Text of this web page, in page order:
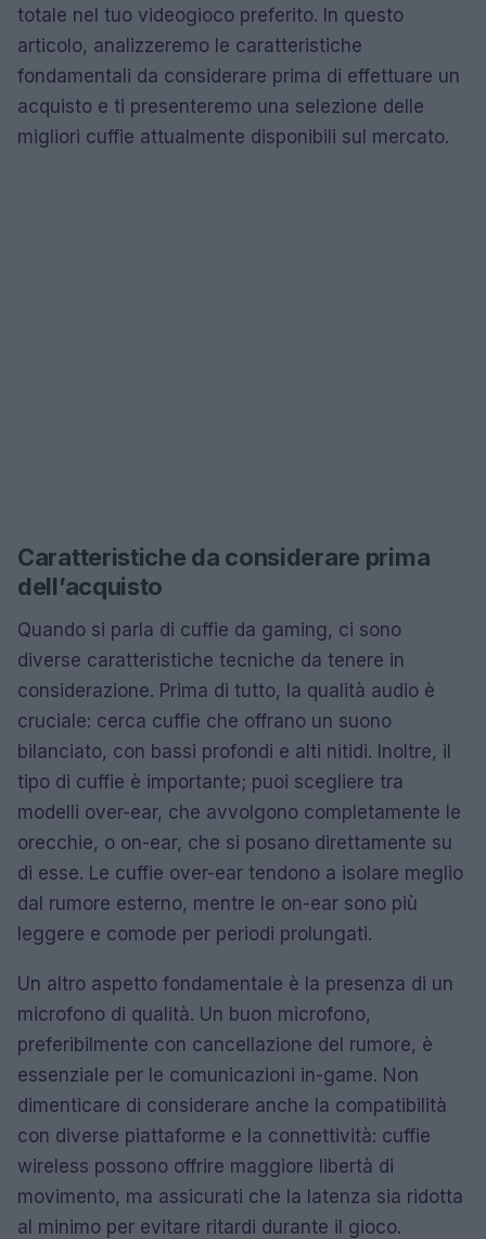
totale nel tuo videogioco preferito. In questo
articolo, analizzeremo le caratteristiche
fondamentali da considerare prima di effettuare un
acquisto e ti presenteremo una selezione delle
migliori cuffie attualmente disponibili sul mercato.
Caratteristiche da considerare prima
dell’acquisto
Quando si parla di cuffie da gaming, ci sono
diverse caratteristiche tecniche da tenere in
considerazione. Prima di tutto, la qualità audio è
cruciale: cerca cuffie che offrano un suono
bilanciato, con bassi profondi e alti nitidi. Inoltre, il
tipo di cuffie è importante; puoi scegliere tra
modelli over-ear, che avvolgono completamente le
orecchie, o on-ear, che si posano direttamente su
di esse. Le cuffie over-ear tendono a isolare meglio
dal rumore esterno, mentre le on-ear sono più
leggere e comode per periodi prolungati.
Un altro aspetto fondamentale è la presenza di un
microfono di qualità. Un buon microfono,
preferibilmente con cancellazione del rumore, è
essenziale per le comunicazioni in-game. Non
dimenticare di considerare anche la compatibilità
con diverse piattaforme e la connettività: cuffie
wireless possono offrire maggiore libertà di
movimento, ma assicurati che la latenza sia ridotta
al minimo per evitare ritardi durante il gioco.